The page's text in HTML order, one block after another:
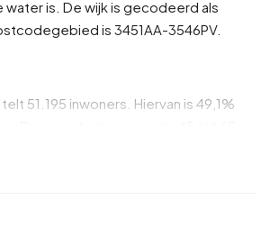
water is. De wijk is gecodeerd als
is 3451AA-3546PV.
51.195 inwoners. Hiervan is 49,1%
leeftijden zijn 24,0% voor '25 tot
36.185 inwoners komen uit Nederland,